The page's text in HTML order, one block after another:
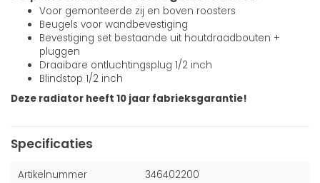
Voor gemonteerde zij en boven roosters
Beugels voor wandbevestiging
Bevestiging set bestaande uit houtdraadbouten +
pluggen
Draaibare ontluchtingsplug 1/2 inch
Blindstop 1/2 inch
Deze radiator heeft 10 jaar fabrieksgarantie!
Specificaties
Artikelnummer 346402200